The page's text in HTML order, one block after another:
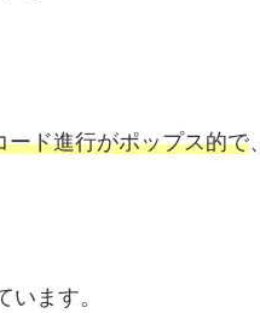
ード進行がポップス的で、
います。